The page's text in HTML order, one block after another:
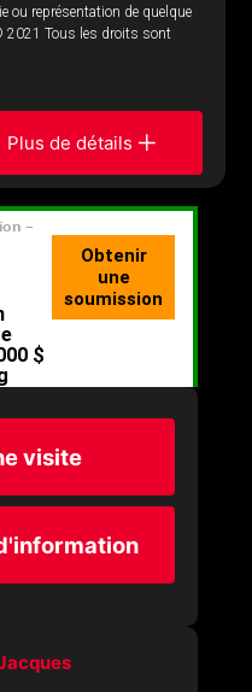
ou représentation de quelque
2021 Tous les droits sont
Plus de détails
visite